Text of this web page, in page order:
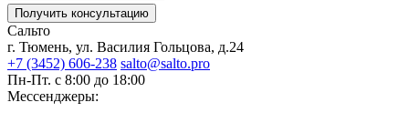
Получить консультацию
Сальто
г. Тюмень, ул. Василия Гольцова, д.24
+7 (3452) 606-238 salto@salto.pro
Пн-Пт. с 8:00 до 18:00
Мессенджеры: